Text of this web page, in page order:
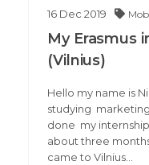
16 Dec 2019
My Erasmus
(Vilnius)
Hello my name is
studying
done my
about three
came to Vilnius…